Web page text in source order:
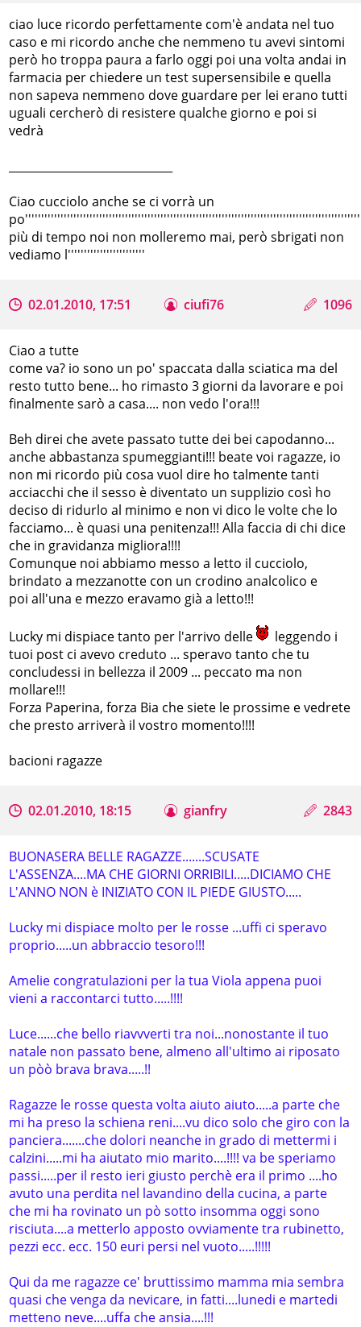
ciao luce ricordo perfettamente com'è andata nel tuo
caso e mi ricordo anche che nemmeno tu avevi sintomi
però ho troppa paura a farlo oggi poi una volta andai in
farmacia per chiedere un test supersensibile e quella
non sapeva nemmeno dove guardare per lei erano tutti
uguali cercherò di resistere qualche giorno e poi si
vedrà
Ciao cucciolo anche se ci vorrà un
più di tempo noi non molleremo mai, però sbrigati non
vediamo l''''''''''''''''''''''''
02.01.2010, 17:51 ciufi76 1096
Ciao a tutte
come va? io sono un po' spaccata dalla sciatica ma del
resto tutto bene... ho rimasto 3 giorni da lavorare e poi
finalmente sarò a casa.... non vedo l'ora!!!
Beh direi che avete passato tutte dei bei capodanno...
anche abbastanza spumeggianti!!! beate voi ragazze, io
non mi ricordo più cosa vuol dire ho talmente tanti
acciacchi che il sesso è diventato un supplizio così ho
deciso di ridurlo al minimo e non vi dico le volte che lo
facciamo... è quasi una penitenza!!! Alla faccia di chi dice
che in gravidanza migliora!!!!
Comunque noi abbiamo messo a letto il cucciolo,
brindato a mezzanotte con un crodino analcolico e
poi all'una e mezzo eravamo già a letto!!!
Lucky mi dispiace tanto per l'arrivo delle
leggendo i
tuoi post ci avevo creduto ... speravo tanto che tu
concludessi in bellezza il 2009 ... peccato ma non
mollare!!!
Forza Paperina, forza Bia che siete le prossime e vedrete
che presto arriverà il vostro momento!!!!
bacioni ragazze
02.01.2010, 18:15 gianfry 2843
BUONASERA BELLE RAGAZZE.......SCUSATE
L'ASSENZA....MA CHE GIORNI ORRIBILI.....DICIAMO CHE
L'ANNO NON è INIZIATO CON IL PIEDE GIUSTO.....
Lucky mi dispiace molto per le rosse ...uffi ci speravo
proprio.....un abbraccio tesoro!!!
Amelie congratulazioni per la tua Viola appena puoi
vieni a raccontarci tutto.....!!!!
Luce......che bello riavvverti tra noi...nonostante il tuo
natale non passato bene, almeno all'ultimo ai riposato
un pòò brava brava.....!!
Ragazze le rosse questa volta aiuto aiuto.....a parte che
mi ha preso la schiena reni....vu dico solo che giro con la
panciera.......che dolori neanche in grado di mettermi i
calzini.....mi ha aiutato mio marito....!!!! va be speriamo
passi.....per il resto ieri giusto perchè era il primo ....ho
avuto una perdita nel lavandino della cucina, a parte
che mi ha rovinato un pò sotto insomma oggi sono
risciuta....a metterlo apposto ovviamente tra rubinetto,
pezzi ecc. ecc. 150 euri persi nel vuoto.....!!!!!
Qui da me ragazze ce' bruttissimo mamma mia sembra
quasi che venga da nevicare, in fatti....lunedi e martedi
metteno neve....uffa che ansia....!!!